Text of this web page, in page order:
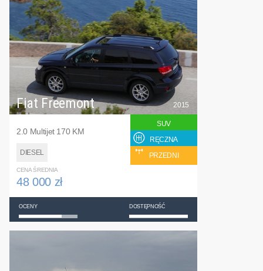
Fiat Freemont
2.0 Multijet 170 KM
DIESEL
2015
SUV
RĘCZNA
PRZEDNI
CENA ŚREDNIA
48 000 zł
OCENY DOSTĘPNOŚĆ